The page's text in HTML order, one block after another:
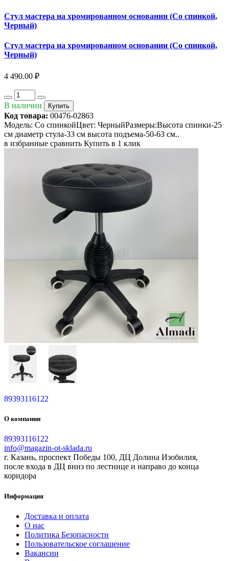
Стул мастера на хромированном основании (Со спинкой,
Черный)
Стул мастера на хромированном основании (Со спинкой,
Черный)
4 490.00 ₽
В наличии Купить
Код товара: 00476-02863
Модель: Со спинкойЦвет: ЧерныйРазмеры:Высота спинки-25
см диаметр стула-33 см высота подъема-50-63 см..
в избранные сравнить Купить в 1 клик
89393116122
О компании
89393116122
info@magazin-ot-sklada.ru
г. Казань, проспект Победы 100, ДЦ Долина Изобилия,
после входа в ДЦ вниз по лестнице и направо до конца
коридора
Информация
Доставка и оплата
О нас
Политика Безопасности
Пользовательское соглашение
Вакансии